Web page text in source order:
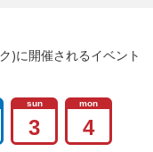
)に開催されるイベント
sun
3
mon
4